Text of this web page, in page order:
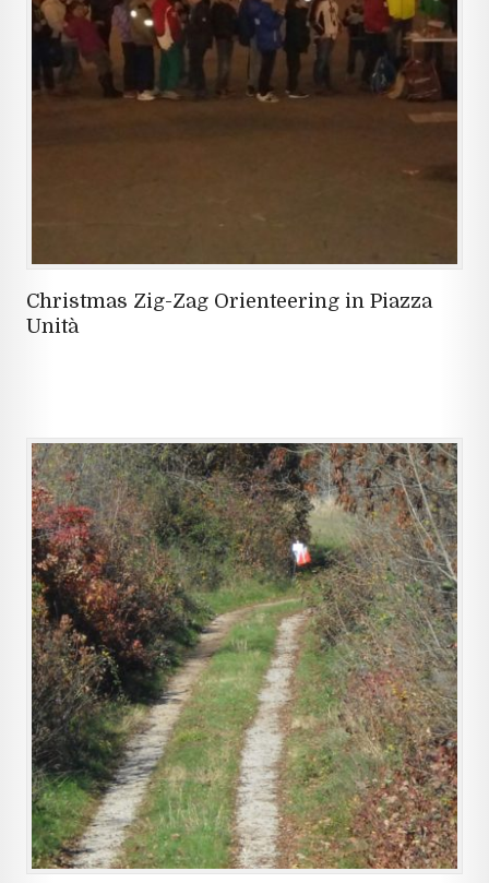
Christmas Zig-Zag Orienteering in Piazza
Unità